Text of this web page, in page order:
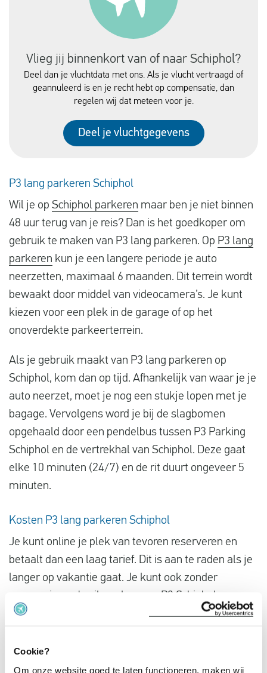
Cookie?
Om onze website goed te laten functioneren, maken wij
Vlieg jij binnenkort van of naar Schiphol?
Deel dan je vluchtdata met ons. Als je vlucht vertraagd of
geannuleerd is en je recht hebt op compensatie, dan
regelen wij dat meteen voor je.
Deel je vluchtgegevens
P3 lang parkeren Schiphol
Wil je op Schiphol parkeren maar ben je niet binnen
48 uur terug van je reis? Dan is het goedkoper om
gebruik te maken van P3 lang parkeren. Op P3 lang
parkeren kun je een langere periode je auto
neerzetten, maximaal 6 maanden. Dit terrein wordt
bewaakt door middel van videocamera’s. Je kunt
kiezen voor een plek in de garage of op het
onoverdekte parkeerterrein.
Als je gebruik maakt van P3 lang parkeren op
Schiphol, kom dan op tijd. Afhankelijk van waar je je
auto neerzet, moet je nog een stukje lopen met je
bagage. Vervolgens word je bij de slagbomen
opgehaald door een pendelbus tussen P3 Parking
Schiphol en de vertrekhal van Schiphol. Deze gaat
elke 10 minuten (24/7) en de rit duurt ongeveer 5
minuten.
Kosten P3 lang parkeren Schiphol
Je kunt online je plek van tevoren reserveren en
betaalt dan een laag tarief. Dit is aan te raden als je
langer op vakantie gaat. Je kunt ook zonder
reservering gebruik maken van P3 Schiphol.
Tijd Garage
Buiten
Eerste 24 uur
24 – 48 uur
85 euro 80 euro